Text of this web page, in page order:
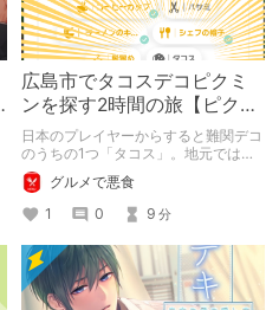
広島市でタコスデコピクミ
ンを探す2時間の旅【ピクミ
ンブルーム / Pikmin
Bloom】
日本のプレイヤーからすると難関デコ
のうちの1つ「タコス」。地元では見
つけられなかった男が広島で探す旅を
お送りします。ねくすと5月のテーマ
「お出かけの記録」。
グルメで悪食
1
0 9 分